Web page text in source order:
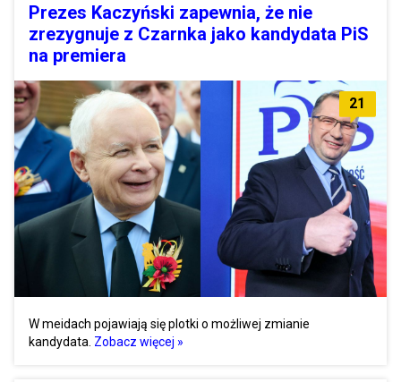
Prezes Kaczyński zapewnia, że nie
zrezygnuje z Czarnka jako kandydata PiS
na premiera
21
W meidach pojawiają się plotki o możliwej zmianie
kandydata. Zobacz więcej »